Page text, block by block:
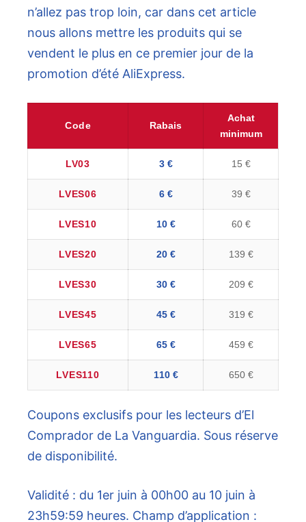
n’allez pas trop loin, car dans cet article
nous allons mettre les produits qui se
vendent le plus en ce premier jour de la
promotion d’été AliExpress.
Code Rabais
Achat
minimum
LV03 3 € 15 €
LVES06 6 € 39 €
LVES10 10 € 60 €
LVES20 20 € 139 €
LVES30 30 € 209 €
LVES45 45 € 319 €
LVES65 65 € 459 €
LVES110 110 € 650 €
Coupons exclusifs pour les lecteurs d’El
Comprador de La Vanguardia. Sous réserve
de disponibilité.
Validité : du 1er juin à 00h00 au 10 juin à
23h59:59 heures. Champ d’application :